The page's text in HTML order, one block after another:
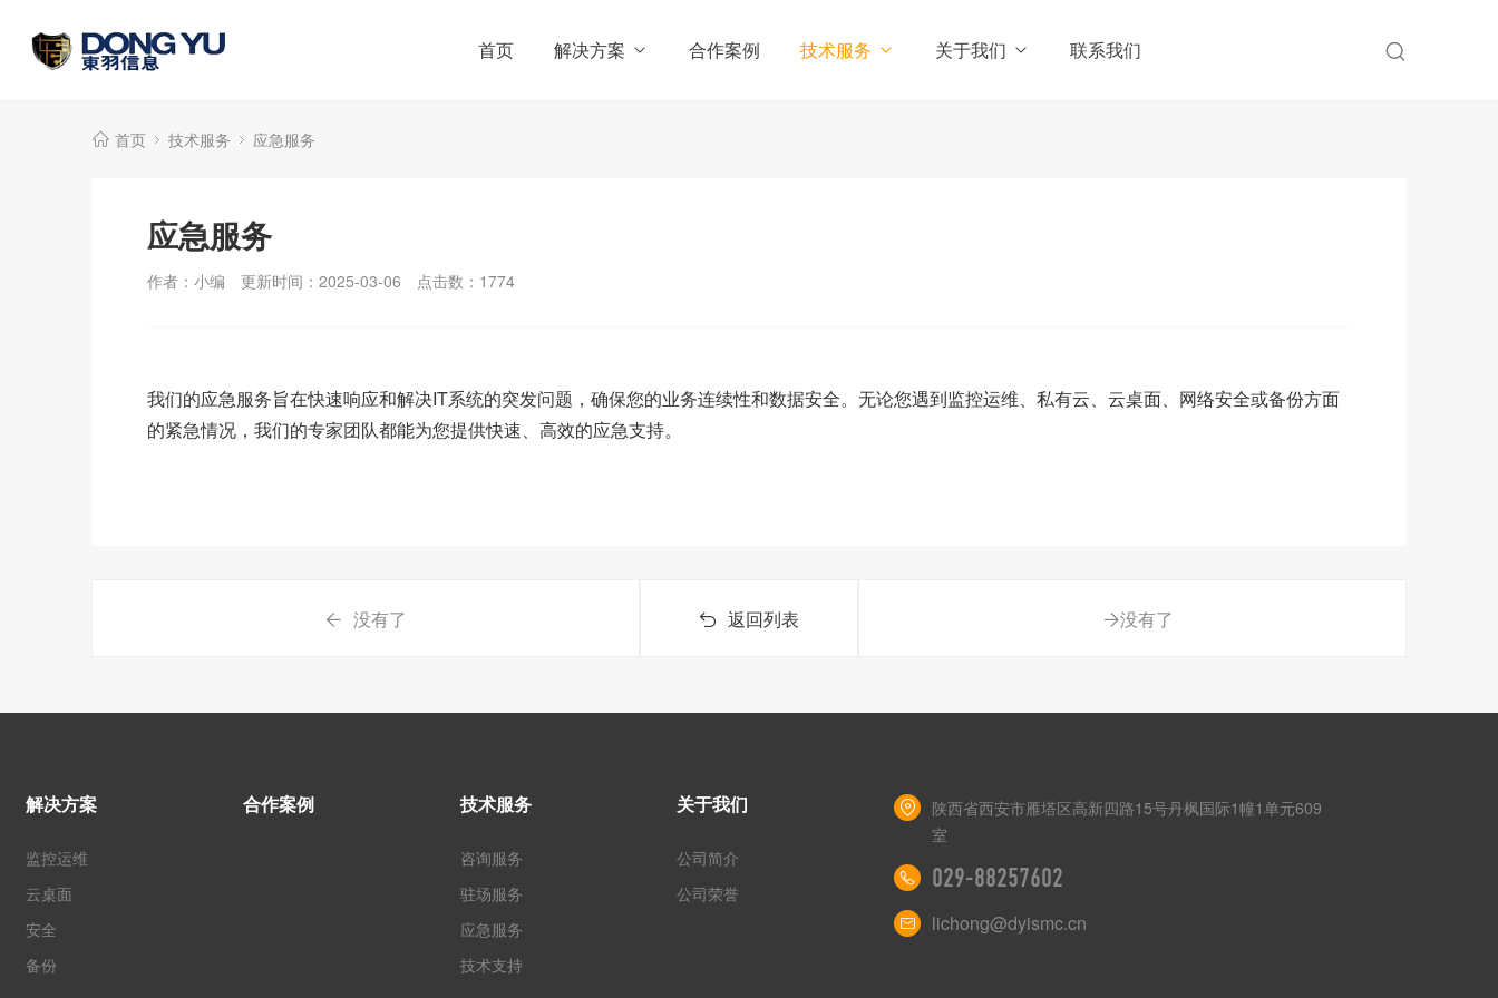
首页 解决方案 合作案例 技术服务 关于我们 联系我们
首页 技术服务 应急服务
应急服务
作者：小编 更新时间：2025-03-06 点击数： 1774
我们的应急服务旨在快速响应和解决IT系统的突发问题，确保您的业务连续性和数据安全。无论您遇到监控运维、私有云、云桌面、网络安全或备份方面
的紧急情况，我们的专家团队都能为您提供快速、高效的应急支持。
没有了 返回列表 没有了
解决方案
监控运维
云桌面
安全
备份
合作案例 技术服务
咨询服务
驻场服务
应急服务
技术支持
关于我们
公司简介
公司荣誉
陕西省西安市雁塔区高新四路15号丹枫国际1幢1单元609
室
029-88257602
lichong@dyismc.cn